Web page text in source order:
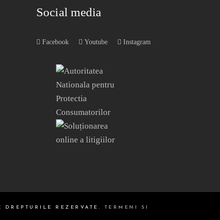
Social media
Facebook Youtube Instagram
REZERVATE. TERMENI SI